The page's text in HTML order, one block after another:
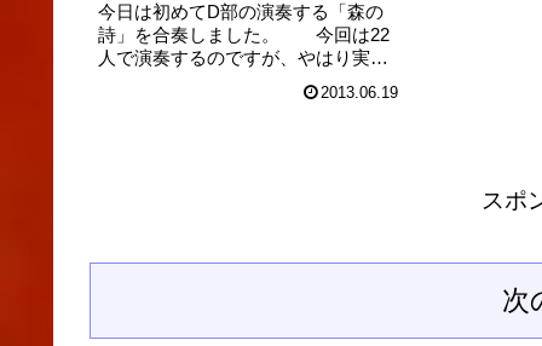
今日は初めてD部の演奏する「森の
詩」を合奏しました。 今回は22
人で演奏するのですが、やはり実際
に演奏してみて「良い曲だな」と再
確認しました。導入から魅力的なメ
2013.06.19
スポ
次